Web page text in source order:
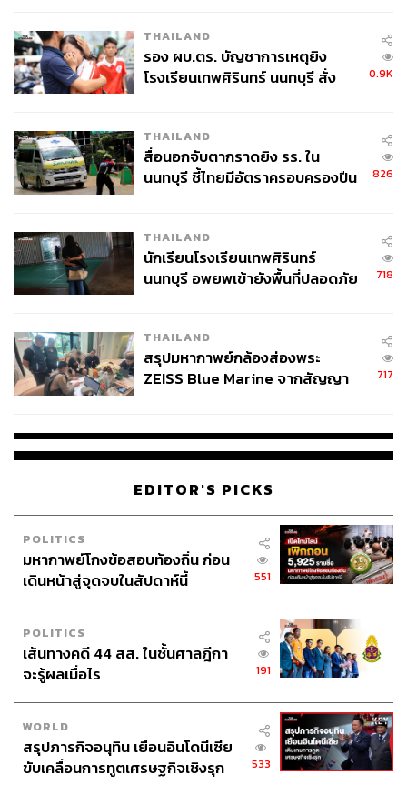
สายไฟฟ้าแรงต่ำ 230/400 โวลต์
สายสื่อสาร หรือ สายสาธารณูปโภค
อัศวิน ขวัญเมือง ผู้ว่าราชการกรุงเทพมหานครกล่าว
ระหว่างตรวจความคืบหน้าการนำสายไฟและสาย
จริงๆ แล้ว ลำพังเสาไฟฟ้าและสายไฟฟ้าไม่เกะกะเท่าไหร่ แต่
ที่เป็นปัญหาคือสายสื่อสารทั้งหลาย ซึ่งในพื้นที่ที่เอาลงดิน
แล้ว ทาง กสทช. ก็จะให้ผู้ประกอบการเหล่านี้เช่าท่อใต้ดิน
ของการไฟฟ้าแทน
บนถนนสุขุมวิท ทางการไฟฟ้าได้เอาสายไฟฟ้าลงใต้ดินมา
เกือบ 2 ปีแล้ว แต่สายที่เห็นบนถนนสุขุมวิทเป็นสายสื่อสาร
ทั้งหมด
สายสื่อสารลงใต้ดินตามด้วยทั้งหมด ขณะนี้กำลังหารืออยู่
คาดว่าจะได้ข้อสรุปเร็วๆ นี้
ด้าน สุดใจ ตรีเพชรที่ปรึกษาผู้ว่าการการไฟฟ้านครหลวง
ให้สัมภาษณ์กับ THE STANDARD ว่า การเอาสายไฟลงดินมี
ค่าใช้จ่ายสูงกว่าประมาณ 10-15 เท่า ของการใช้เสาไฟฟ้า
ปกติ ดังนั้นการเอาสายไฟลงดินหมดทั้งกรุงเทพฯ คงไม่ไหว
แต่จะเลือกถนนที่เป็นแหล่งเศรษฐกิจ แหล่งท่องเที่ยว และ
แหล่งโบราณสถาน
THAILAND
รอง ผบ.ตร. บัญชาการเหตุยิง
โรงเรียนเทพศิรินทร์ นนทบุรี สั่ง
0.9K
THAILAND
สื่อนอกจับตากราดยิง รร. ใน
นนทบุรี ชี้ไทยมีอัตราครอบครองปืน
826
THAILAND
นักเรียนโรงเรียนเทพศิรินทร์
นนทบุรี อพยพเข้ายังพื้นที่ปลอดภัย
718
THAILAND
สรุปมหากาพย์กล้องส่องพระ
ZEISS Blue Marine จากสัญญา
จ่ายหนี้-แอบระบุแบรนด์
717
EDITOR'S PICKS
POLITICS
มหากาพย์โกงข้อสอบท้องถิ่น ก่อน
เดินหน้าสู่จุดจบในสัปดาห์นี้
551
POLITICS
เส้นทางคดี 44 สส. ในชั้นศาลฎีกา
จะรู้ผลเมื่อไร
191
WORLD
สรุปภารกิจอนุทิน เยือนอินโดนีเซีย
ขับเคลื่อนการทูตเศรษฐกิจเชิงรุก
533